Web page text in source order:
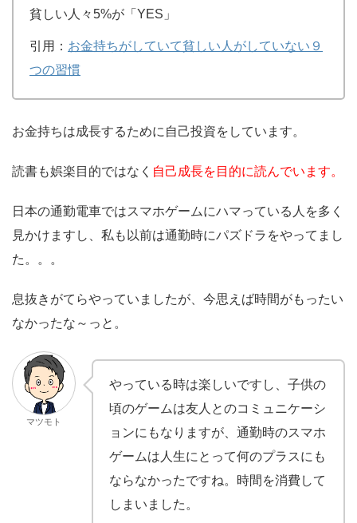
貧しい人々5%が「YES」
引用： お金持ちがしていて貧しい人がしていない９
つの習慣
お金持ちは成長するために自己投資をしています。
読書も娯楽目的ではなく 自己成長を目的に読んでいます。
日本の通勤電車ではスマホゲームにハマっている人を多く
見かけますし、私も以前は通勤時にパズドラをやってまし
た。。。
息抜きがてらやっていましたが、今思えば時間がもったい
なかったな～っと。
マツモト
やっている時は楽しいですし、子供の
頃のゲームは友人とのコミュニケーシ
ョンにもなりますが、通勤時のスマホ
ゲームは人生にとって何のプラスにも
ならなかったですね。時間を消費して
しまいました。